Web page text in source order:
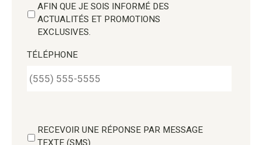
AFIN QUE JE SOIS INFORMÉ DES
ACTUALITÉS ET PROMOTIONS
EXCLUSIVES.
TÉLÉPHONE
RECEVOIR UNE RÉPONSE PAR MESSAGE
TEXTE (SMS)